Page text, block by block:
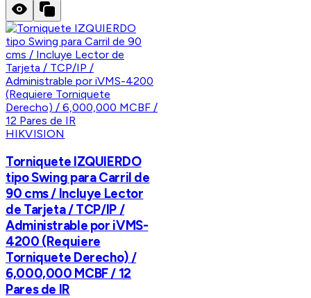
HIKVISION
Torniquete IZQUIERDO
tipo Swing para Carril de
90 cms / Incluye Lector
de Tarjeta / TCP/IP /
Administrable por iVMS-
4200 (Requiere
Torniquete Derecho) /
6,000,000 MCBF / 12
Pares de IR